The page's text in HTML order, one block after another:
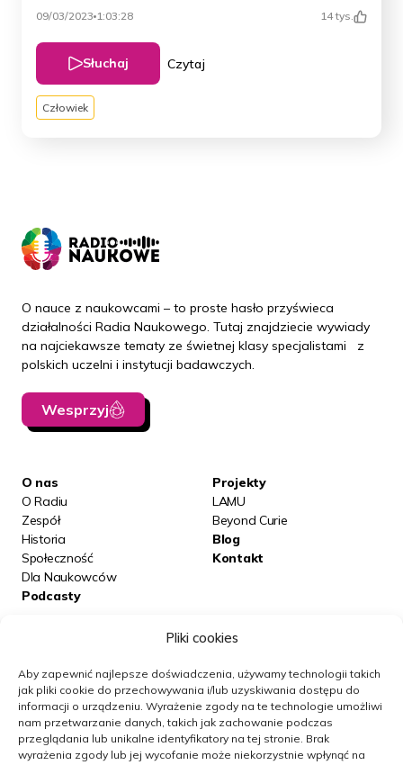
Pliki cookies
Aby zapewnić najlepsze doświadczenia, używamy technologii takich
jak pliki cookie do przechowywania i/lub uzyskiwania dostępu do
informacji o urządzeniu. Wyrażenie zgody na te technologie umożliwi
nam przetwarzanie danych, takich jak zachowanie podczas
przeglądania lub unikalne identyfikatory na tej stronie. Brak
wyrażenia zgody lub jej wycofanie może niekorzystnie wpłynąć na
09/03/2023 1:03:28 14 tys.
Słuchaj Czytaj
Człowiek
O nauce z naukowcami – to proste hasło przyświeca
działalności Radia Naukowego. Tutaj znajdziecie wywiady
na najciekawsze tematy ze świetnej klasy specjalistami z
polskich uczelni i instytucji badawczych.
Wesprzyj
O nas
O Radiu
Zespół
Historia
Społeczność
Dla Naukowców
Podcasty
Projekty
LAMU
Beyond Curie
Blog
Kontakt
Obserwuj nas